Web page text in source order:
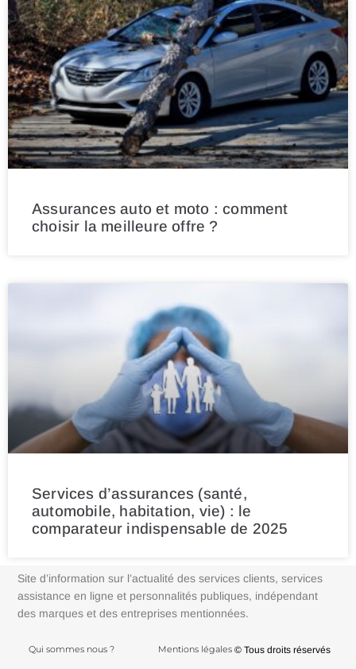
Assurances auto et moto : comment
choisir la meilleure offre ?
Services d’assurances (santé,
automobile, habitation, vie) : le
comparateur indispensable de 2025
Site d’information sur l’actualité des services clients, services
assistance en ligne et personnalités publiques, indépendant
des marques et des entreprises mentionnées.
Qui sommes nous ? Mentions légales © Tous droits réservés